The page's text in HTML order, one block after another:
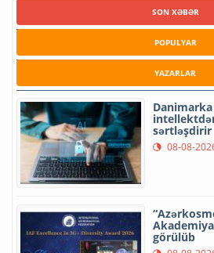
SON XƏBƏR
POPULYAR
YAZARLAR
sərtləşdirir
08-08-
görülüb